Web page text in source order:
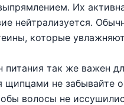
Их
нейтрализуется.
которые
питания так же важен
щипцами не забывайте
волосы не